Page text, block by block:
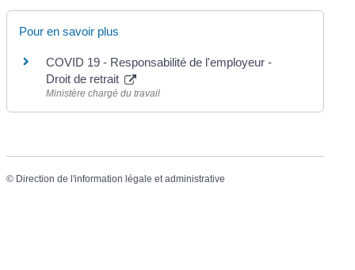
Pour en savoir plus
COVID 19 - Responsabilité de l'employeur -
Droit de retrait
Ministère chargé du travail
© Direction de l'information légale et administrative